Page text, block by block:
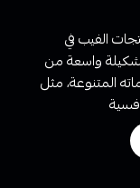
الفيب في
واسعة من
المتنوعة، مثل